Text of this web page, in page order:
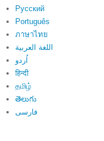
Русский
Português
ภาษาไทย
اللغة العربية
اُردو
हिन्दी
தமிழ்
తెలుగు
فارسی